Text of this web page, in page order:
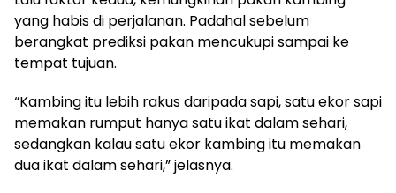
yang habis di perjalanan. Padahal sebelum
berangkat prediksi pakan mencukupi sampai ke
tempat tujuan.
“Kambing itu lebih rakus daripada sapi, satu ekor sapi
memakan rumput hanya satu ikat dalam sehari,
sedangkan kalau satu ekor kambing itu memakan
dua ikat dalam sehari,” jelasnya.